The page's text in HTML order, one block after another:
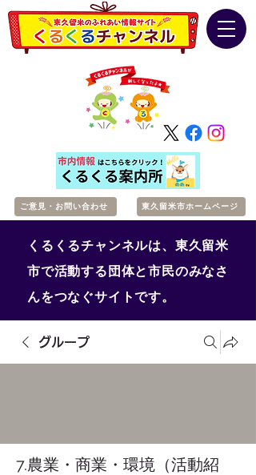
ご意見・お問い合わせ 東久留米市ホームページ
くるくるチャンネルは、東久留米
市で活動する団体と市民のみなさ
んをつなぐサイトです。
グループ
7.農業・商業・環境（活動紹